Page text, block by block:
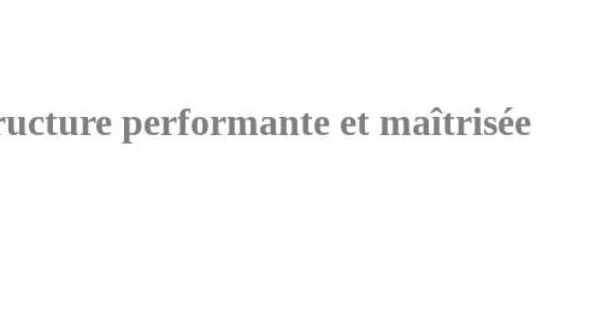
performante et maîtrisée